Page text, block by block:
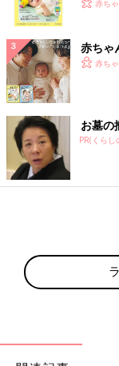
く！赤ち
赤ちゃ
赤ち
お墓の
PR(くらし